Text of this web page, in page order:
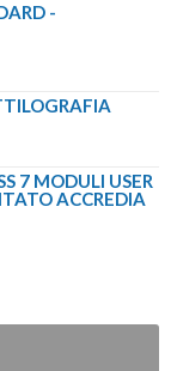
-
7 MODULI USER
ACCREDIA